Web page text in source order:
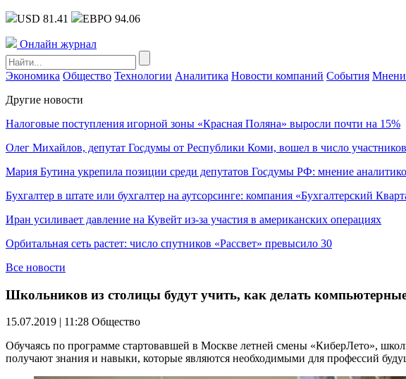
USD 81.41 ЕВРО 94.06
Онлайн журнал
Экономика Общество Технологии Аналитика Новости компаний События
Другие новости
Налоговые поступления игорной зоны «Красная Поляна» выросли почти на 15%
Олег Михайлов, депутат Госдумы от Республики Коми, вошел в число
Мария Бутина укрепила позиции среди депутатов Госдумы РФ: мнение
Бухгалтер в штате или бухгалтер на аутсорсинге: компания «Бухгалтерский
Иран усиливает давление на Кувейт из-за участия в американских операциях
Орбитальная сеть растет: число спутников «Рассвет» превысило 30
Все новости
Школьников из столицы будут учить, как делать
15.07.2019 | 11:28 Общество
Обучаясь по программе стартовавшей в Москве летней смены «КиберЛето»,
получают знания и навыки, которые являются необходимыми для профессий